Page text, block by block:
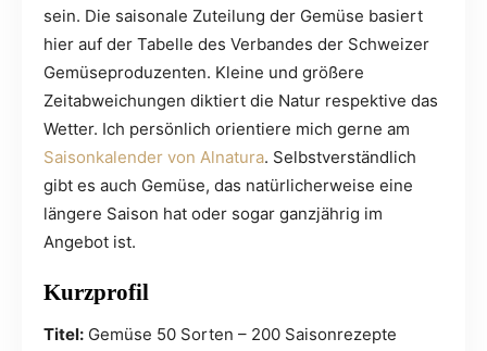
sein. Die saisonale Zuteilung der Gemüse basiert
hier auf der Tabelle des Verbandes der Schweizer
Gemüseproduzenten. Kleine und größere
Zeitabweichungen diktiert die Natur respektive das
Wetter. Ich persönlich orientiere mich gerne am
Saisonkalender von Alnatura. Selbstverständlich
gibt es auch Gemüse, das natürlicherweise eine
längere Saison hat oder sogar ganzjährig im
Angebot ist.
Kurzprofil
Titel: Gemüse 50 Sorten – 200 Saisonrezepte